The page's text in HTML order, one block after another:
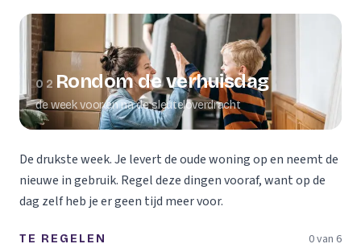
02 Rondom de verhuisdag
de week voor en na de sleuteloverdracht
De drukste week. Je levert de oude woning op en neemt de
nieuwe in gebruik. Regel deze dingen vooraf, want op de
dag zelf heb je er geen tijd meer voor.
TE REGELEN 0 van 6